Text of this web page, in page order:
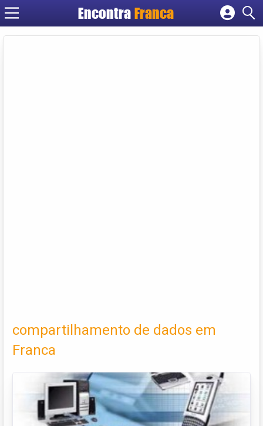
Encontra Franca
Cadastrar empresa
compartilhamento de dados em
Franca